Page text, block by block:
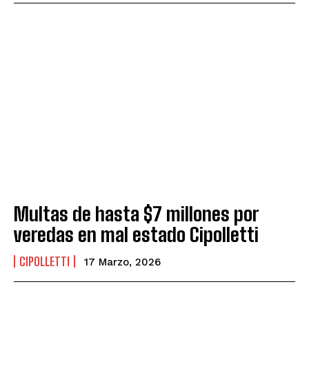
Multas de hasta $7 millones por
veredas en mal estado Cipolletti
CIPOLLETTI 17 Marzo, 2026